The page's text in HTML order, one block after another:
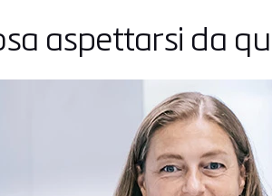
aspettarsi da